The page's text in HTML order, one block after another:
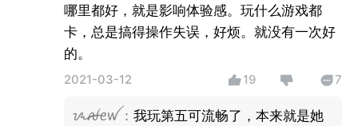
哪里都好，就是影响体验感。玩什么游戏都
卡，总是搞得操作失误，好烦。就没有一次好
的。
2021-03-12 19 7
ᝰꫛꫀꪝ： 我玩第五可流畅了，本来就是她